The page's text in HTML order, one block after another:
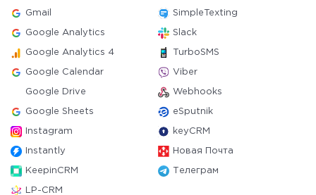
Gmail SimpleTexting
Google Analytics Slack
Google Analytics 4 TurboSMS
Google Calendar Viber
Google Drive Webhooks
Google Sheets eSputnik
Instagram keyCRM
Instantly Новая Почта
KeepinCRM Телеграм
LP-CRM